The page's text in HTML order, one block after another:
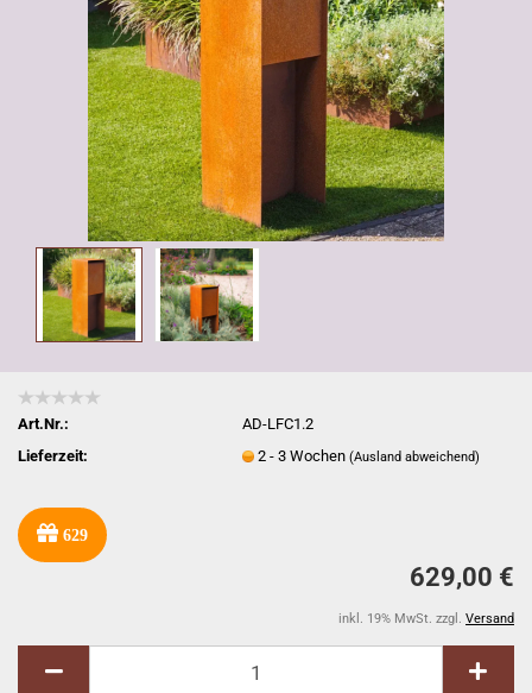
Art.Nr.:
AD-LFC1.2
Lieferzeit:
2 - 3 Wochen(Ausland abweichend)
629
629,00 €
inkl. 19% MwSt. zzgl. Versand